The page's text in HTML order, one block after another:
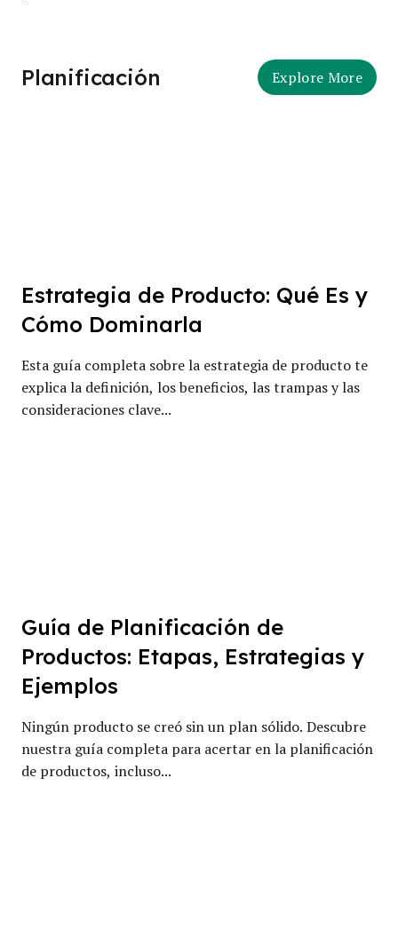
Planificación Explore More
Estrategia de Producto: Qué Es y
Cómo Dominarla
Esta guía completa sobre la estrategia de producto te
explica la definición, los beneficios, las trampas y las
consideraciones clave...
Guía de Planificación de
Productos: Etapas, Estrategias y
Ejemplos
Ningún producto se creó sin un plan sólido. Descubre
nuestra guía completa para acertar en la planificación
de productos, incluso...